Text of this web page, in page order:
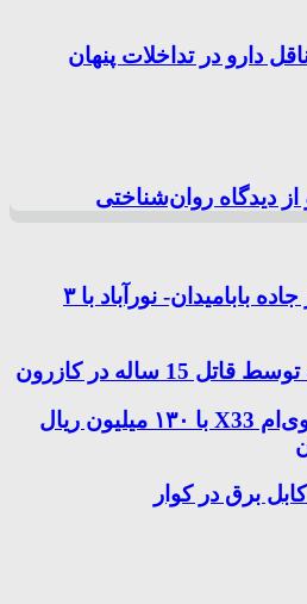
دارو در تداخلات پنهان
دیدگاه روان‌شناختی
واژگونی پژو۲۰۶ در جاده بابامیدان- نورآباد با ۳
توقیف خودروی ام‌وی‌ام X33 با ۱۳۰ میلیون ریال
برق در کوار